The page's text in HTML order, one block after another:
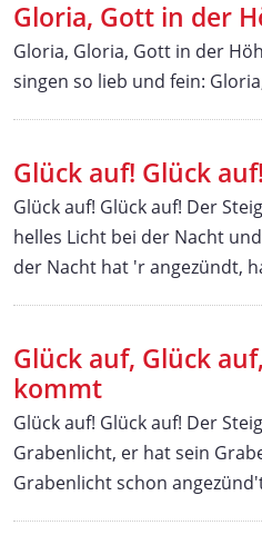
Gloria, Gott in der
Gloria, Gloria, Gott in der
singen so lieb und fein:
Glück auf! Glück auf!
Glück auf! Glück auf! Der
helles Licht bei der Nacht
der Nacht hat 'r angezündt,
Glück auf, Glück
kommt
Glück auf! Glück auf! Der
Grabenlicht, er hat sein
Grabenlicht schon